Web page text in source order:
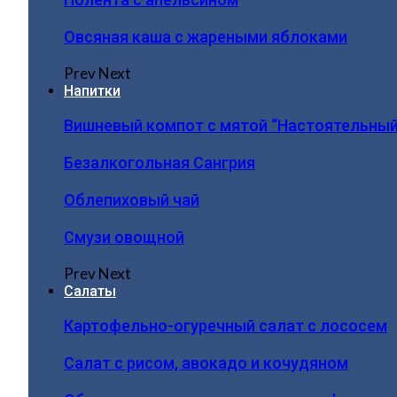
Овсяная каша с жареными яблоками
PrevNext
Напитки
Вишневый компот с мятой
Безалкогольная Сангрия
Облепиховый чай
Смузи овощной
PrevNext
Салаты
Картофельно-огуречный салат с лососем
Салат с рисом, авокадо и кочудяном